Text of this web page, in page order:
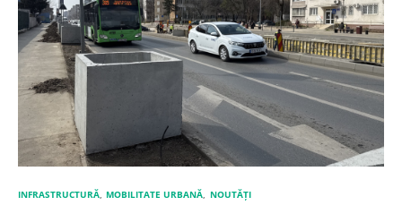
INFRASTRUCTURĂ MOBILITATE URBANĂ NOUTĂȚI